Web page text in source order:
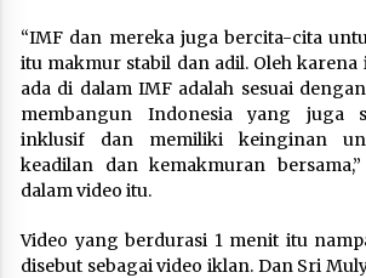
“IMF dan mereka juga bercita-cita
itu makmur stabil dan adil. Oleh
ada di dalam IMF adalah sesuai
membangun Indonesia yang juga
inklusif dan memiliki keinginan
keadilan dan kemakmuran
dalam video itu.
Video yang berdurasi 1 menit itu
disebut sebagai video iklan. Dan Sri